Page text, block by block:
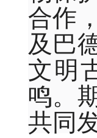
合作
及巴
文明
鸣。
共同